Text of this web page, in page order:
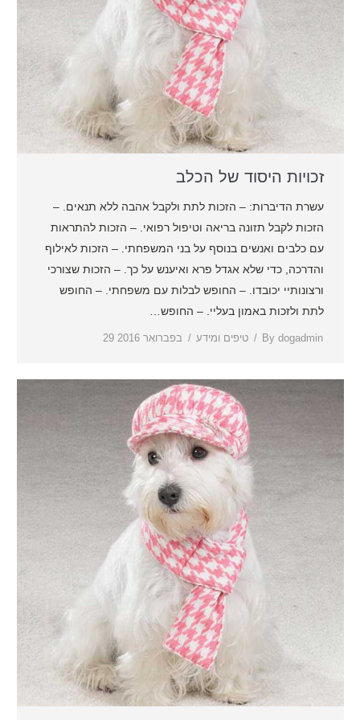
זכויות היסוד של הכלב
עשרת הדיברות: – הזכות לתת ולקבל אהבה ללא תנאים. –
הזכות לקבל תזונה בריאה וטיפול רפואי. – הזכות להתראות
עם כלבים ואנשים בנוסף על בני המשפחתי. – הזכות לאילוף
והדרכה, כדי שלא אגדל פרא ואיענש על כך. – הזכות שצורכי
ורצונותיי יכובדו. – החופש לבלות עם משפחתי. – החופש
לתת ולזכות באמון בעליי. – החופש…
29 בפברואר 2016 טיפים ומידע By dogadmin